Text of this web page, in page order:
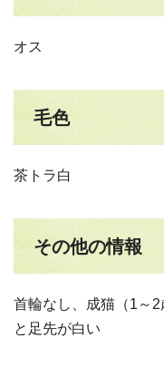
オス
毛色
茶トラ白
その他の情報
首輪なし、成猫（1～
と足先が白い